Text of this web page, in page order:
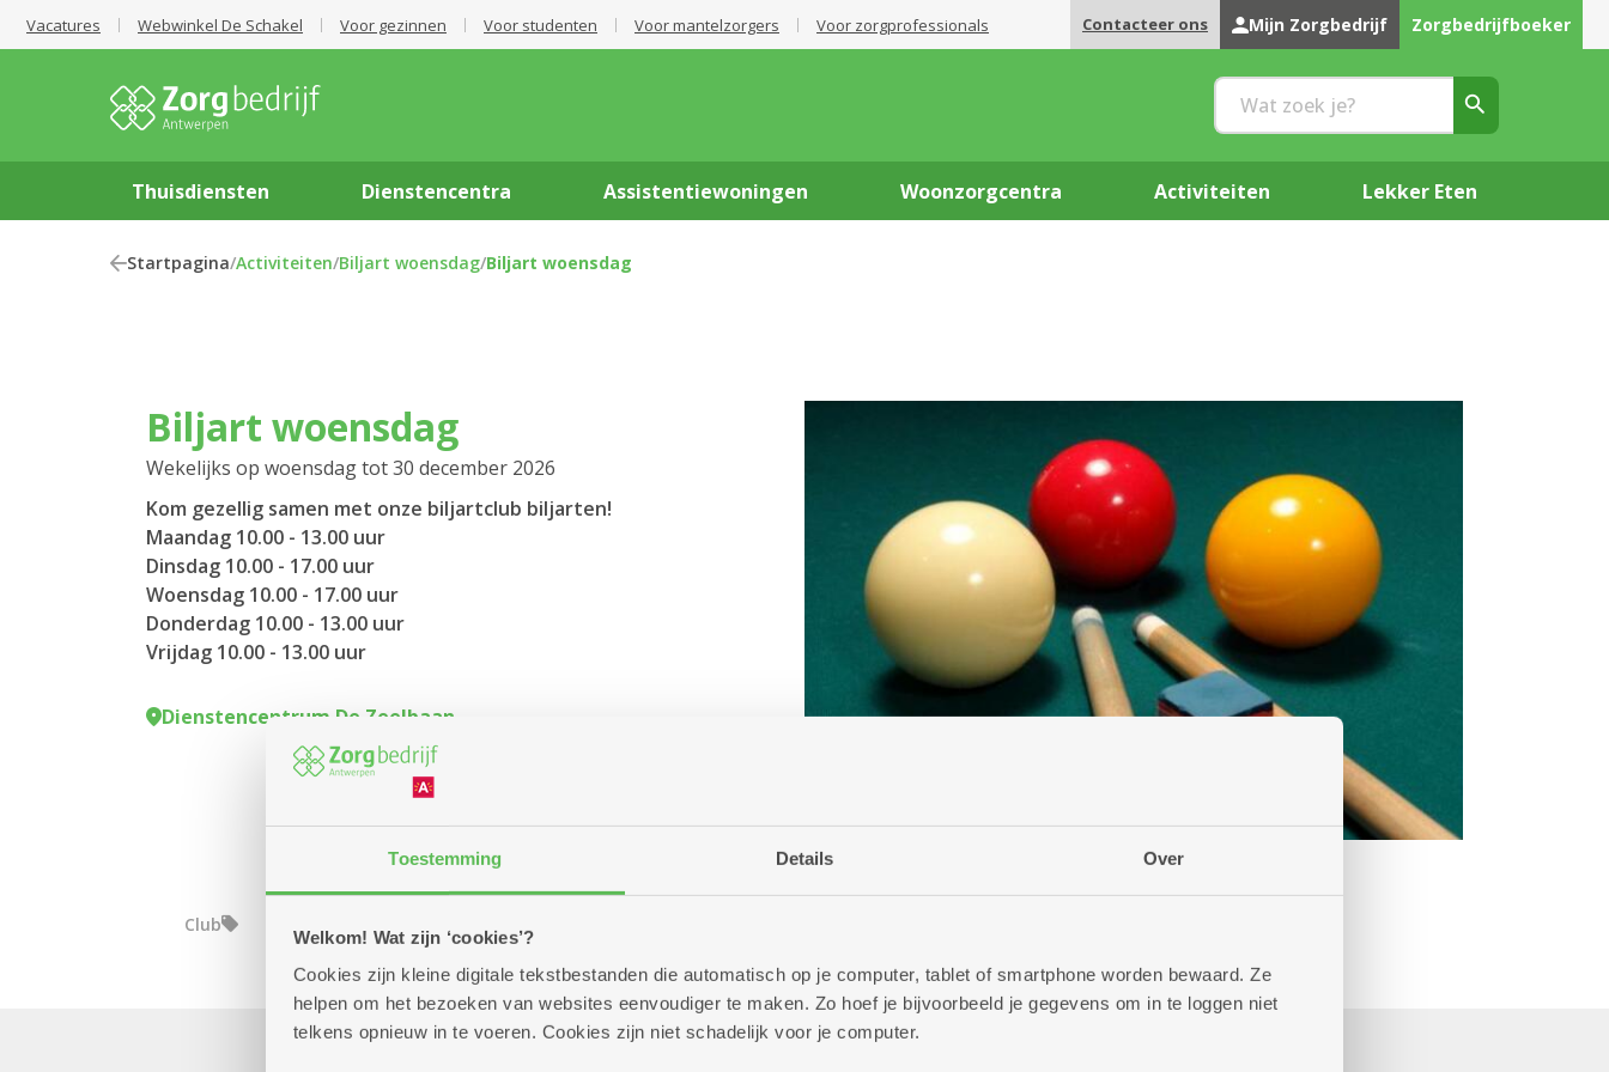
Toestemming Details Over
Welkom! Wat zijn ‘cookies’?
Cookies zijn kleine digitale tekstbestanden die automatisch op je computer, tablet of smartphone worden bewaard. Ze
helpen om het bezoeken van websites eenvoudiger te maken. Zo hoef je bijvoorbeeld je gegevens om in te loggen niet
telkens opnieuw in te voeren. Cookies zijn niet schadelijk voor je computer.
Vacatures Webwinkel De Schakel Voor gezinnen Voor studenten Voor mantelzorgers Voor zorgprofessionals Contacteer ons Mijn Zorgbedrijf Zorgbedrijfboeker
Thuisdiensten Dienstencentra Assistentiewoningen Woonzorgcentra Activiteiten Lekker Eten
Startpagina/Activiteiten/Biljart woensdag/Biljart woensdag
Biljart woensdag
Wekelijks op woensdag tot 30 december 2026
Kom gezellig samen met onze biljartclub biljarten!
Maandag 10.00 - 13.00 uur
Dinsdag 10.00 - 17.00 uur
Woensdag 10.00 - 17.00 uur
Donderdag 10.00 - 13.00 uur
Vrijdag 10.00 - 13.00 uur
Dienstencentrum De Zeelbaan
Club